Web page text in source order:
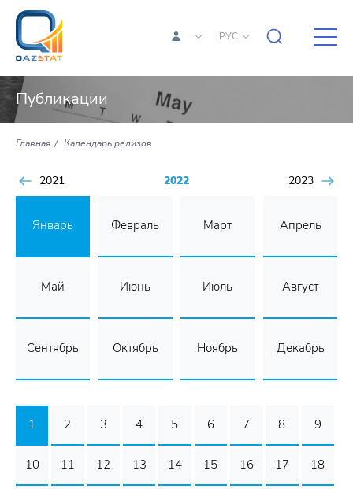
РУС
Публикации
Главная Календарь релизов
2021 2022 2023
Январь Февраль Март Апрель
Май Июнь Июль Август
Сентябрь Октябрь Ноябрь Декабрь
1 2 3 4 5 6 7 8 9
10 11 12 13 14 15 16 17 18